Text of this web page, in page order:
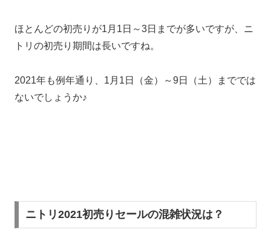
ほとんどの初売りが1月1日～3日までが多いですが、ニ
トリの初売り期間は長いですね。
2021年も例年通り、1月1日（金）～9日（土）まででは
ないでしょうか♪
ニトリ2021初売りセールの混雑状況は？